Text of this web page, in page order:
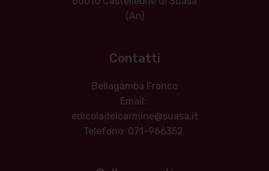
(An)
Contatti
Bellagamba Franco
Email:
edicoladelcarmine@suasa.it
Telefono: 071-966352